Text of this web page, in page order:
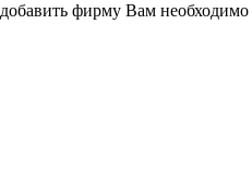
фирму Вам необходимо